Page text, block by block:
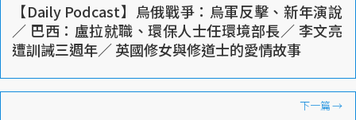
【Daily Podcast】烏俄戰爭：烏軍反擊、新年演說
／ 巴西：盧拉就職、環保人士任環境部長／ 李文亮
遭訓誡三週年／ 英國修女與修道士的愛情故事
下一篇→